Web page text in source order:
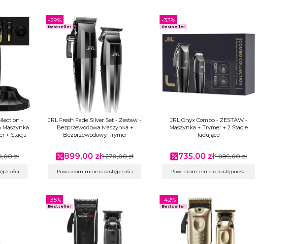
-
Maszynka
+ Stacja
zł
Bestseller
JRL Fresh Fade Silver Set - Zestaw -
Bezprzewodowa Maszynka +
Bezprzewodowy Trymer
Cena promocyjna
899,00 zł1 270,00 zł
-29%
Powiadom mnie o dostępności
Bestseller
JRL Onyx Combo - ZESTAW -
Maszynka + Trymer + 2 Stacje
ładujące
Cena promocyjna
735,00 zł1 089,00 zł
-33%
Powiadom mnie o dostępności
Bestseller
-35%
Bestseller
-42%